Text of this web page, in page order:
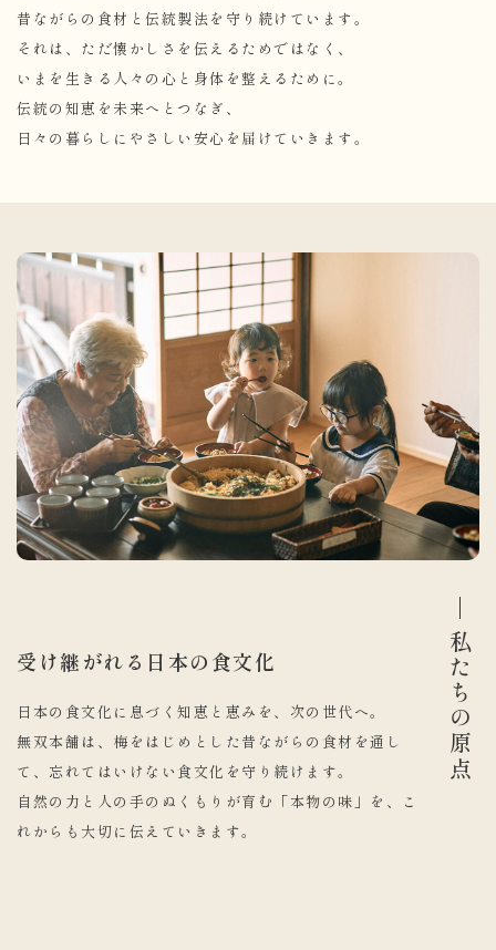
昔ながらの食材と伝統製法を守り続けています。
それは、ただ懐かしさを伝えるためではなく、
いまを生きる人々の心と身体を整えるために。
伝統の知恵を未来へとつなぎ、
日々の暮らしにやさしい安心を届けていきます。
私たちの原点
受け継がれる日本の食文化
日本の食文化に息づく知恵と恵みを、次の世代へ。
無双本舗は、梅をはじめとした昔ながらの食材を通し
て、忘れてはいけない食文化を守り続けます。
自然の力と人の手のぬくもりが育む「本物の味」を、こ
れからも大切に伝えていきます。